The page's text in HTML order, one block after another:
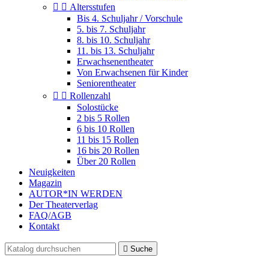
  Altersstufen
Bis 4. Schuljahr / Vorschule
5. bis 7. Schuljahr
8. bis 10. Schuljahr
11. bis 13. Schuljahr
Erwachsenentheater
Von Erwachsenen für Kinder
Seniorentheater
  Rollenzahl
Solostücke
2 bis 5 Rollen
6 bis 10 Rollen
11 bis 15 Rollen
16 bis 20 Rollen
Über 20 Rollen
Neuigkeiten
Magazin
AUTOR*IN WERDEN
Der Theaterverlag
FAQ/AGB
Kontakt
 Suche